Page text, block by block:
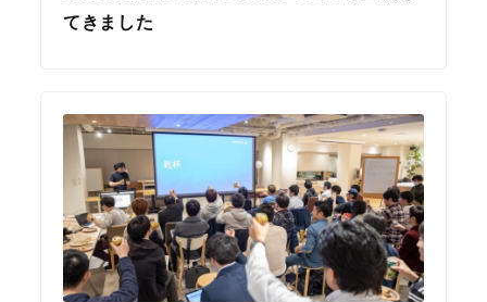
てきました